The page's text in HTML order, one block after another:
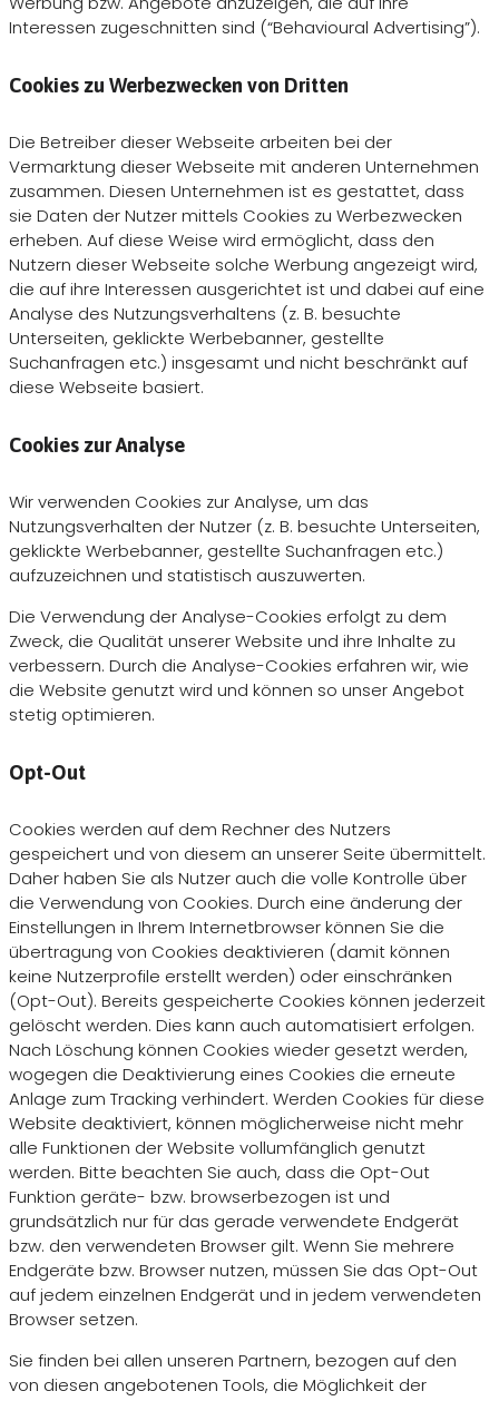
Interessen zugeschnitten sind (“Behavioural Advertising”).
Cookies zu Werbezwecken von Dritten
Die Betreiber dieser Webseite arbeiten bei der
Vermarktung dieser Webseite mit anderen Unternehmen
zusammen. Diesen Unternehmen ist es gestattet, dass
sie Daten der Nutzer mittels Cookies zu Werbezwecken
erheben. Auf diese Weise wird ermöglicht, dass den
Nutzern dieser Webseite solche Werbung angezeigt wird,
die auf ihre Interessen ausgerichtet ist und dabei auf eine
Analyse des Nutzungsverhaltens (z. B. besuchte
Unterseiten, geklickte Werbebanner, gestellte
Suchanfragen etc.) insgesamt und nicht beschränkt auf
diese Webseite basiert.
Cookies zur Analyse
Wir verwenden Cookies zur Analyse, um das
Nutzungsverhalten der Nutzer (z. B. besuchte Unterseiten,
geklickte Werbebanner, gestellte Suchanfragen etc.)
aufzuzeichnen und statistisch auszuwerten.
Die Verwendung der Analyse-Cookies erfolgt zu dem
Zweck, die Qualität unserer Website und ihre Inhalte zu
verbessern. Durch die Analyse-Cookies erfahren wir, wie
die Website genutzt wird und können so unser Angebot
stetig optimieren.
Opt-Out
Cookies werden auf dem Rechner des Nutzers
gespeichert und von diesem an unserer Seite übermittelt.
Daher haben Sie als Nutzer auch die volle Kontrolle über
die Verwendung von Cookies. Durch eine änderung der
Einstellungen in Ihrem Internetbrowser können Sie die
übertragung von Cookies deaktivieren (damit können
keine Nutzerprofile erstellt werden) oder einschränken
(Opt-Out). Bereits gespeicherte Cookies können jederzeit
gelöscht werden. Dies kann auch automatisiert erfolgen.
Nach Löschung können Cookies wieder gesetzt werden,
wogegen die Deaktivierung eines Cookies die erneute
Anlage zum Tracking verhindert. Werden Cookies für diese
Website deaktiviert, können möglicherweise nicht mehr
alle Funktionen der Website vollumfänglich genutzt
werden. Bitte beachten Sie auch, dass die Opt-Out
Funktion geräte- bzw. browserbezogen ist und
grundsätzlich nur für das gerade verwendete Endgerät
bzw. den verwendeten Browser gilt. Wenn Sie mehrere
Endgeräte bzw. Browser nutzen, müssen Sie das Opt-Out
auf jedem einzelnen Endgerät und in jedem verwendeten
Browser setzen.
Sie finden bei allen unseren Partnern, bezogen auf den
von diesen angebotenen Tools, die Möglichkeit der